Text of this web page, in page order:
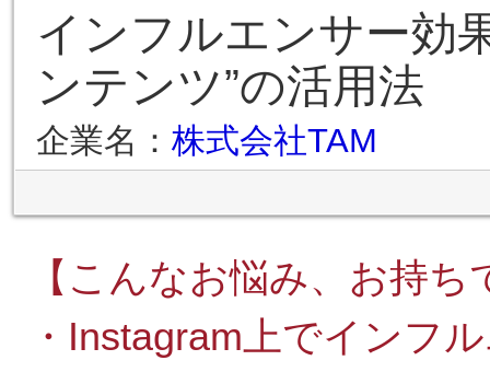
インフルエンサー効
ンテンツ”の活用法
企業名： 株式会社TAM
【こんなお悩み、お持
・Instagram上でインフ